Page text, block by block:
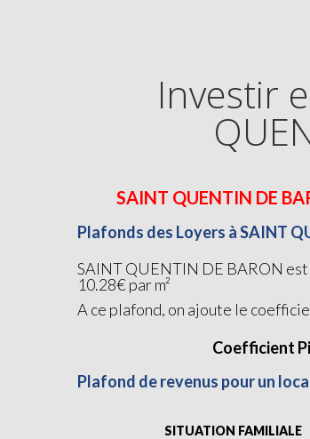
Investir
SAINT QUENTIN DE
Plafonds des Loyers à SAINT
SAINT QUENTIN DE BARON est
10.28€ par m²
A ce plafond, on ajoute le
Coefficient
Plafond de revenus pour un
SITUATION FAMILIALE